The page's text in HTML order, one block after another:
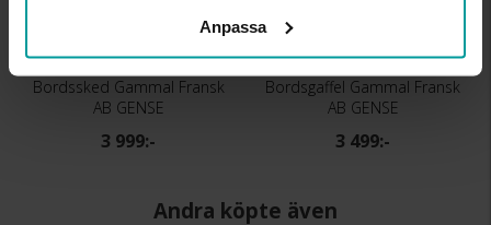
Anpassa
Bordssked Gammal Fransk
AB GENSE
3 999:-
Bordsgaffel Gammal Fransk
AB GENSE
3 499:-
Andra köpte även